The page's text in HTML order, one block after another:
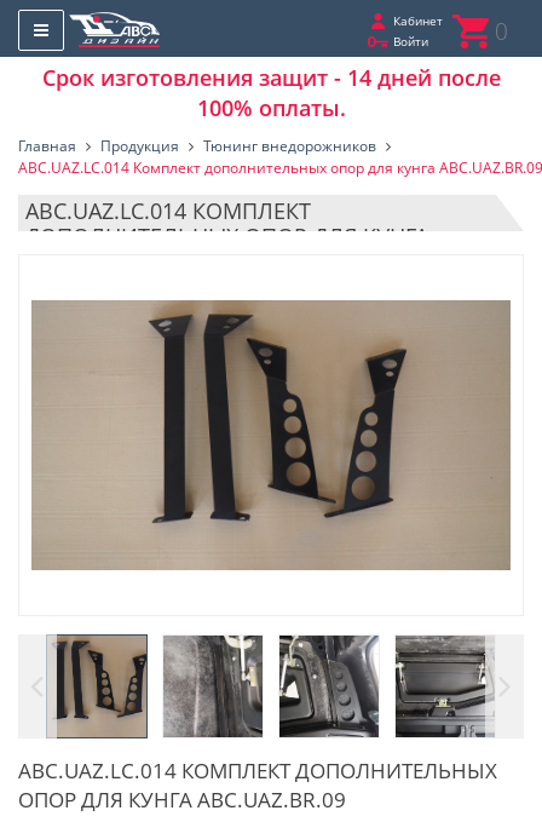
Кабинет
Войти
0
Срок изготовления защит - 14 дней после
100% оплаты.
Главная Продукция
Тюнинг внедорожников
ABC.UAZ.LC.014 Комплект дополнительных опор для кунга ABC.UAZ.BR.09
ABC.UAZ.LC.014 КОМПЛЕКТ
ДОПОЛНИТЕЛЬНЫХ ОПОР ДЛЯ КУНГА
ABC.UAZ.LC.014 КОМПЛЕКТ ДОПОЛНИТЕЛЬНЫХ
ОПОР ДЛЯ КУНГА ABC.UAZ.BR.09